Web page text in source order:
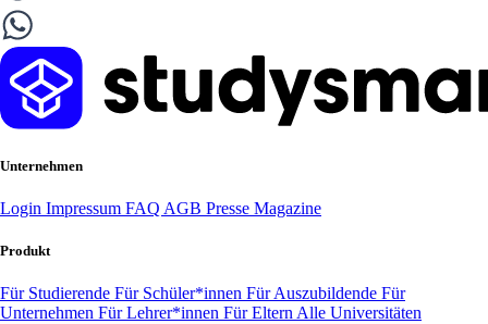
Unternehmen
Login Impressum FAQ AGB Presse Magazine
Produkt
Für Studierende Für Schüler*innen Für Auszubildende Für
Unternehmen Für Lehrer*innen Für Eltern Alle Universitäten